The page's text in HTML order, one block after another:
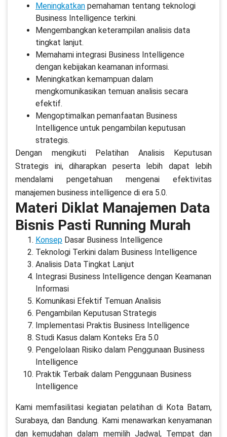
Meningkatkan pemahaman tentang teknologi
Business Intelligence terkini.
Mengembangkan keterampilan analisis data
tingkat lanjut.
Memahami integrasi Business Intelligence
dengan kebijakan keamanan informasi.
Meningkatkan kemampuan dalam
mengkomunikasikan temuan analisis secara
efektif.
Mengoptimalkan pemanfaatan Business
Intelligence untuk pengambilan keputusan
strategis.
Dengan mengikuti Pelatihan Analisis Keputusan
Strategis ini, diharapkan peserta lebih dapat lebih
mendalami pengetahuan mengenai efektivitas
manajemen business intelligence di era 5.0.
Materi Diklat Manajemen Data
Bisnis Pasti Running Murah
Konsep Dasar Business Intelligence
Teknologi Terkini dalam Business Intelligence
Analisis Data Tingkat Lanjut
Integrasi Business Intelligence dengan Keamanan
Informasi
Komunikasi Efektif Temuan Analisis
Pengambilan Keputusan Strategis
Implementasi Praktis Business Intelligence
Studi Kasus dalam Konteks Era 5.0
Pengelolaan Risiko dalam Penggunaan Business
Intelligence
Praktik Terbaik dalam Penggunaan Business
Intelligence
Kami memfasilitasi kegiatan pelatihan di Kota Batam,
Surabaya, dan Bandung. Kami menawarkan kenyamanan
dan kemudahan dalam memilih Jadwal, Tempat dan